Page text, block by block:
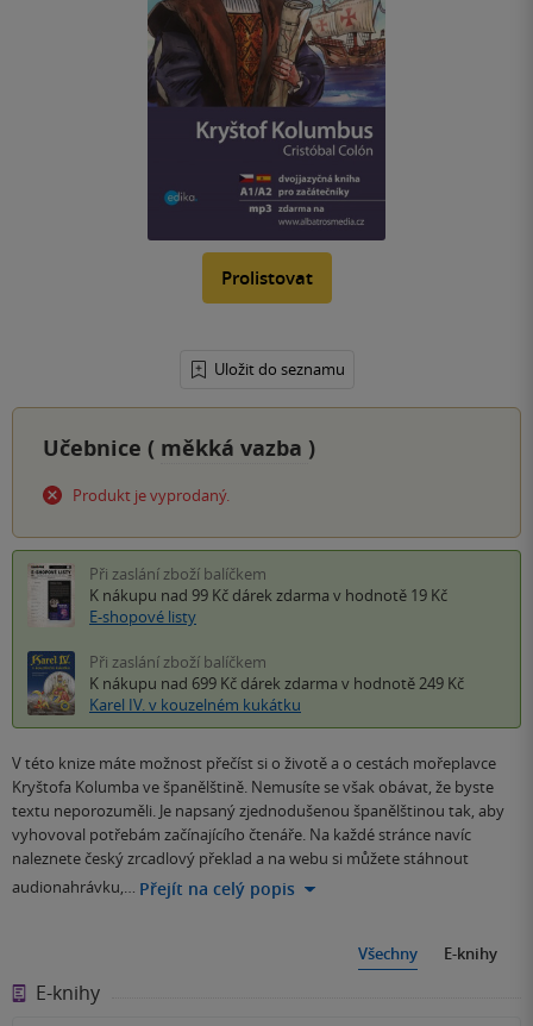
Prolistovat
Uložit do seznamu
Učebnice ( měkká vazba )
Produkt je vyprodaný.
Při zaslání zboží balíčkem
K nákupu nad 99 Kč dárek zdarma v hodnotě 19 Kč
E-shopové listy
Při zaslání zboží balíčkem
K nákupu nad 699 Kč dárek zdarma v hodnotě 249 Kč
Karel IV. v kouzelném kukátku
V této knize máte možnost přečíst si o životě a o cestách mořeplavce
Kryštofa Kolumba ve španělštině. Nemusíte se však obávat, že byste
textu neporozuměli. Je napsaný zjednodušenou španělštinou tak, aby
vyhovoval potřebám začínajícího čtenáře. Na každé stránce navíc
naleznete český zrcadlový překlad a na webu si můžete stáhnout
audionahrávku,… Přejít na celý popis
Všechny E-knihy
E-knihy